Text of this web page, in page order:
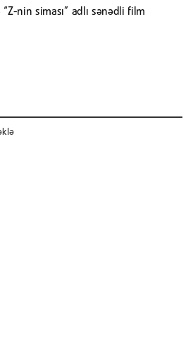
“Z-nin siması” adlı sənədli film